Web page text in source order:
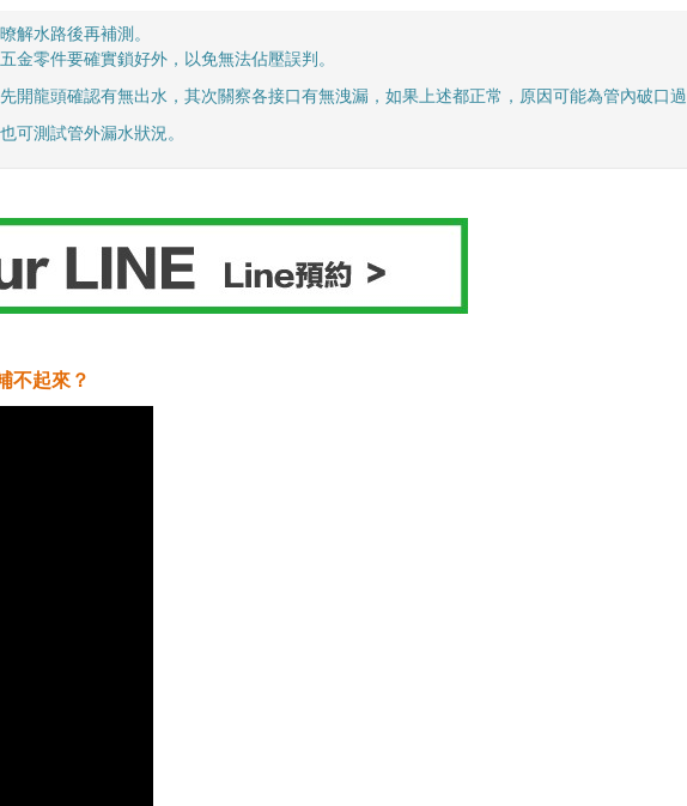
解水路後再補測。
金零件要確實鎖好外，以免無法佔壓誤判。
開龍頭確認有無出水，其次關察各接口有無洩漏，如果上述都正常，原因可能為管內破口過
可測試管外漏水狀況。
不起來？